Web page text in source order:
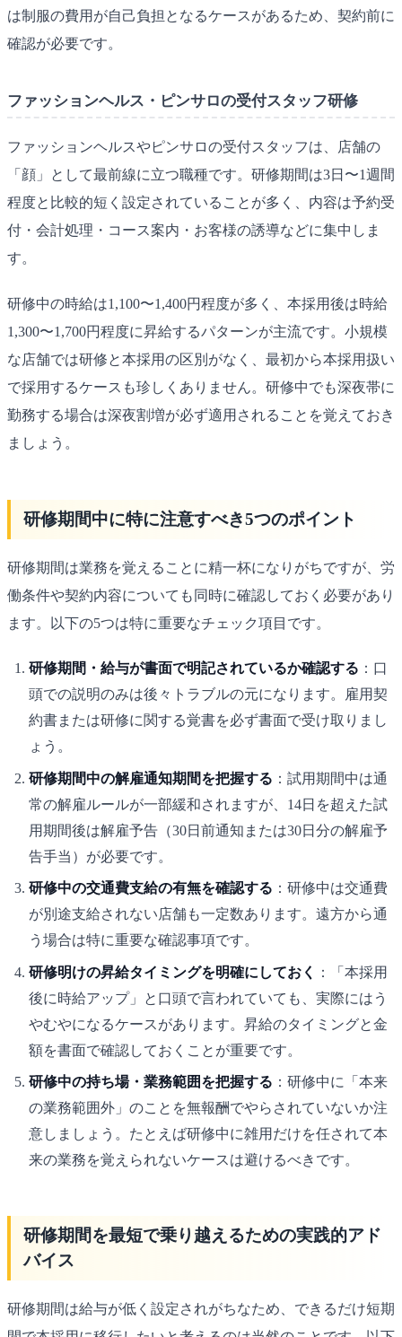
は制服の費用が自己負担となるケースがあるため、契約前に
確認が必要です。
ファッションヘルス・ピンサロの受付スタッフ研修
ファッションヘルスやピンサロの受付スタッフは、店舗の
「顔」として最前線に立つ職種です。研修期間は3日〜1週間
程度と比較的短く設定されていることが多く、内容は予約受
付・会計処理・コース案内・お客様の誘導などに集中しま
す。
研修中の時給は1,100〜1,400円程度が多く、本採用後は時給
1,300〜1,700円程度に昇給するパターンが主流です。小規模
な店舗では研修と本採用の区別がなく、最初から本採用扱い
で採用するケースも珍しくありません。研修中でも深夜帯に
勤務する場合は深夜割増が必ず適用されることを覚えておき
ましょう。
研修期間中に特に注意すべき5つのポイント
研修期間は業務を覚えることに精一杯になりがちですが、労
働条件や契約内容についても同時に確認しておく必要があり
ます。以下の5つは特に重要なチェック項目です。
研修期間・給与が書面で明記されているか確認する ：口
頭での説明のみは後々トラブルの元になります。雇用契
約書または研修に関する覚書を必ず書面で受け取りまし
ょう。
研修期間中の解雇通知期間を把握する ：試用期間中は通
常の解雇ルールが一部緩和されますが、14日を超えた試
用期間後は解雇予告（30日前通知または30日分の解雇予
告手当）が必要です。
研修中の交通費支給の有無を確認する ：研修中は交通費
が別途支給されない店舗も一定数あります。遠方から通
う場合は特に重要な確認事項です。
研修明けの昇給タイミングを明確にしておく
：「本採用
後に時給アップ」と口頭で言われていても、実際にはう
やむやになるケースがあります。昇給のタイミングと金
額を書面で確認しておくことが重要です。
研修中の持ち場・業務範囲を把握する ：研修中に「本来
の業務範囲外」のことを無報酬でやらされていないか注
意しましょう。たとえば研修中に雑用だけを任されて本
来の業務を覚えられないケースは避けるべきです。
研修期間を最短で乗り越えるための実践的アド
バイス
研修期間は給与が低く設定されがちなため、できるだけ短期